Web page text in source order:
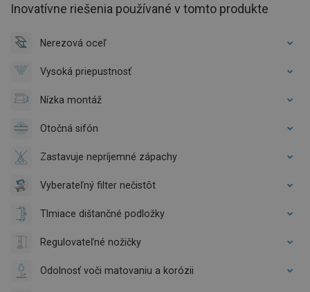
Inovatívne riešenia používané v tomto produkte
Nerezová oceľ
Vysoká priepustnosť
Nízka montáž
Otočná sifón
Zastavuje nepríjemné zápachy
Vyberateľný filter nečistôt
Tlmiace dištančné podložky
Regulovateľné nožičky
Odolnosť voči matovaniu a korózii